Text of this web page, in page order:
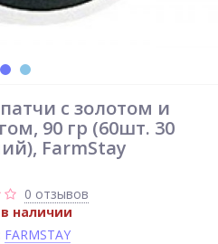
с золотом и
90 гр (60шт. 30
FarmStay
0 отзывов
наличии
FARMSTAY